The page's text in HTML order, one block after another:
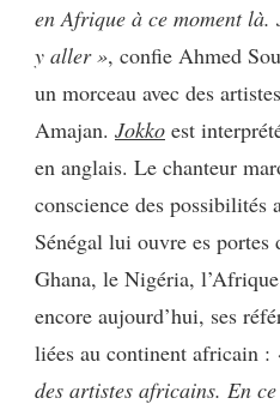
en Afrique à ce moment là.
y aller », confie Ahmed
un morceau avec des
Amajan. Jokko est
en anglais. Le chanteur
conscience des
Sénégal lui ouvre es portes
Ghana, le Nigéria,
encore aujourd’hui, ses
liées au continent africain :
des artistes africains. En